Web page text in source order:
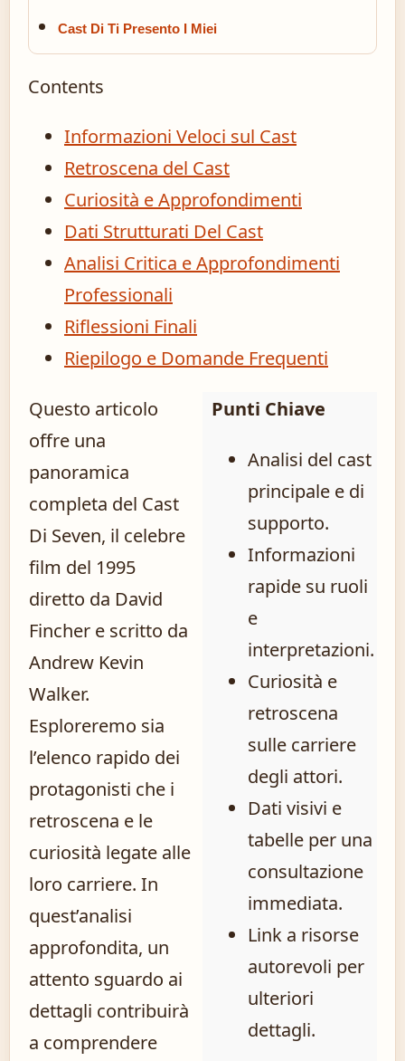
Cast Di Ti Presento I Miei
Contents
Informazioni Veloci sul Cast
Retroscena del Cast
Curiosità e Approfondimenti
Dati Strutturati Del Cast
Analisi Critica e Approfondimenti
Professionali
Riflessioni Finali
Riepilogo e Domande Frequenti
Questo articolo
offre una
panoramica
completa del Cast
Di Seven, il celebre
film del 1995
diretto da David
Fincher e scritto da
Andrew Kevin
Walker.
Esploreremo sia
l’elenco rapido dei
protagonisti che i
retroscena e le
curiosità legate alle
loro carriere. In
quest’analisi
approfondita, un
attento sguardo ai
dettagli contribuirà
a comprendere
Punti Chiave
Analisi del cast
principale e di
supporto.
Informazioni
rapide su ruoli
e
interpretazioni.
Curiosità e
retroscena
sulle carriere
degli attori.
Dati visivi e
tabelle per una
consultazione
immediata.
Link a risorse
autorevoli per
ulteriori
dettagli.